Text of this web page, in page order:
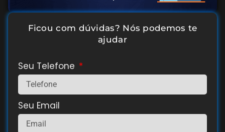
Ficou com dúvidas? Nós podemos te
ajudar
Seu Telefone
Seu Email